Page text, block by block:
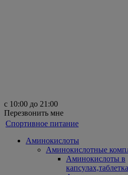
с 10:00 до 21:00
Перезвонить мне
Спортивное питание
Аминокислоты
Аминокислотные
Аминокислоты в